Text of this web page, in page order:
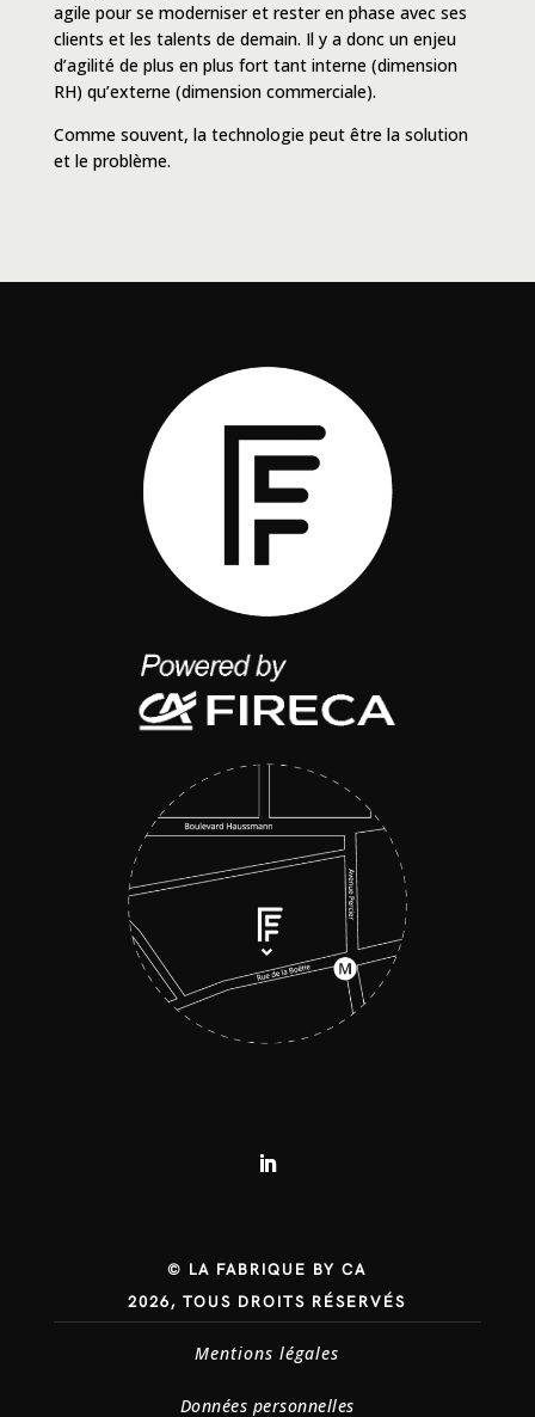
agile pour se moderniser et rester en phase avec ses
clients et les talents de demain. Il y a donc un enjeu
d’agilité de plus en plus fort tant interne (dimension
RH) qu’externe (dimension commerciale).
Comme souvent, la technologie peut être la solution
et le problème.
© LA FABRIQUE BY CA
2026, TOUS DROITS RÉSERVÉS
Mentions légales
Données personnelles